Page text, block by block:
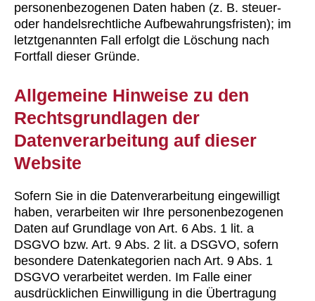
personenbezogenen Daten haben (z. B. steuer-
oder handelsrechtliche Aufbewahrungsfristen); im
letztgenannten Fall erfolgt die Löschung nach
Fortfall dieser Gründe.
Allgemeine Hinweise zu den
Rechtsgrundlagen der
Datenverarbeitung auf dieser
Website
Sofern Sie in die Datenverarbeitung eingewilligt
haben, verarbeiten wir Ihre personenbezogenen
Daten auf Grundlage von Art. 6 Abs. 1 lit. a
DSGVO bzw. Art. 9 Abs. 2 lit. a DSGVO, sofern
besondere Datenkategorien nach Art. 9 Abs. 1
DSGVO verarbeitet werden. Im Falle einer
ausdrücklichen Einwilligung in die Übertragung